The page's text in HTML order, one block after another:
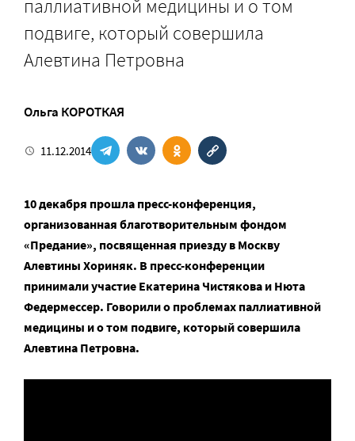
паллиативной медицины и о том
подвиге, который совершила
Алевтина Петровна
Ольга КОРОТКАЯ
11.12.2014
10 декабря прошла пресс-конференция,
организованная благотворительным фондом
«Предание», посвященная приезду в Москву
Алевтины Хориняк. В пресс-конференции
принимали участие Екатерина Чистякова и Нюта
Федермессер. Говорили о проблемах паллиативной
медицины и о том подвиге, который совершила
Алевтина Петровна.